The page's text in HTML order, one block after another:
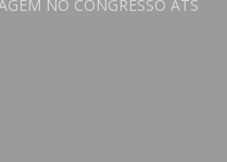
NO CONGRESSO ATS